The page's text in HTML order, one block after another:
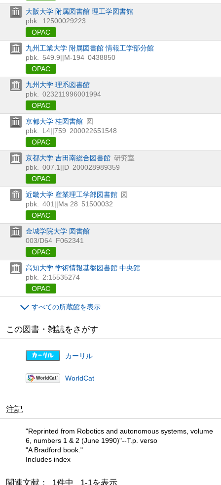
大阪大学 附属図書館 理工学図書館
pbk.
12500029223
OPAC
九州工業大学 附属図書館 情報工学部分館
pbk.
549.9||M-194 0438850
OPAC
九州大学 理系図書館
pbk.
023211996001994
OPAC
京都大学 桂図書館 図
pbk.
L4||759 200022651548
OPAC
京都大学 吉田南総合図書館 研究室
pbk.
007.1||D 200028989359
OPAC
近畿大学 産業理工学部図書館 図
pbk.
401||Ma 28 51500032
OPAC
金城学院大学 図書館
003/D64 F062341
OPAC
高知大学 学術情報基盤図書館 中央館
pbk.
2:15535274
OPAC
すべての所蔵館を表示
この図書・雑誌をさがす
カーリル
WorldCat
注記
"Reprinted from Robotics and autonomous systems, volume
6, numbers 1 & 2 (June 1990)"--T.p. verso
"A Bradford book."
Includes index
関連文献： 1件中 1-1を表示